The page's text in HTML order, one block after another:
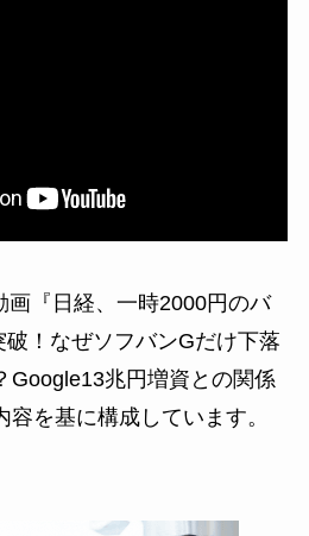
画『日経、一時2000円のバ
！なぜソフバンGだけ下落
Google13兆円増資との関係
を基に構成しています。